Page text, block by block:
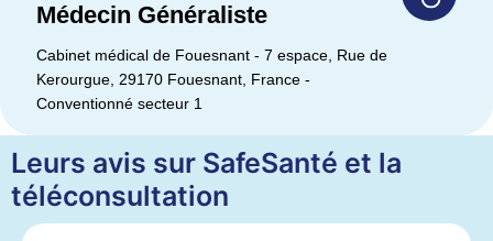
Médecin Généraliste
Cabinet médical de Fouesnant - 7 espace, Rue de
Kerourgue, 29170 Fouesnant, France -
Conventionné secteur 1
Leurs avis sur SafeSanté et la
téléconsultation